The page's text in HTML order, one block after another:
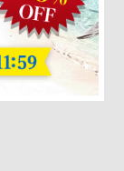
にも接してい
す。